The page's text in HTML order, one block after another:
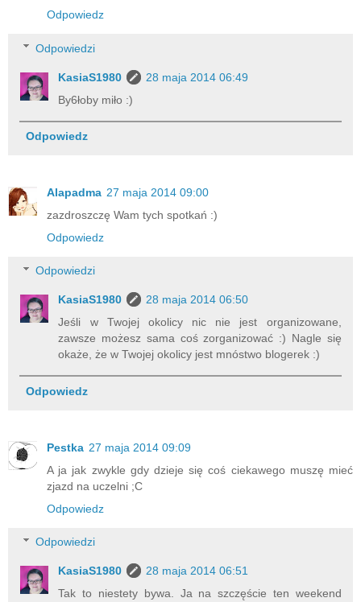
Odpowiedz
Odpowiedzi
KasiaS1980
28 maja 2014 06:49
By6łoby miło :)
Odpowiedz
Alapadma 27 maja 2014 09:00
zazdroszczę Wam tych spotkań :)
Odpowiedz
Odpowiedzi
KasiaS1980
28 maja 2014 06:50
Jeśli w Twojej okolicy nic nie jest organizowane,
zawsze możesz sama coś zorganizować :) Nagle się
okaże, że w Twojej okolicy jest mnóstwo blogerek :)
Odpowiedz
Pestka 27 maja 2014 09:09
A ja jak zwykle gdy dzieje się coś ciekawego muszę mieć
zjazd na uczelni ;C
Odpowiedz
Odpowiedzi
KasiaS1980
28 maja 2014 06:51
Tak to niestety bywa. Ja na szczęście ten weekend